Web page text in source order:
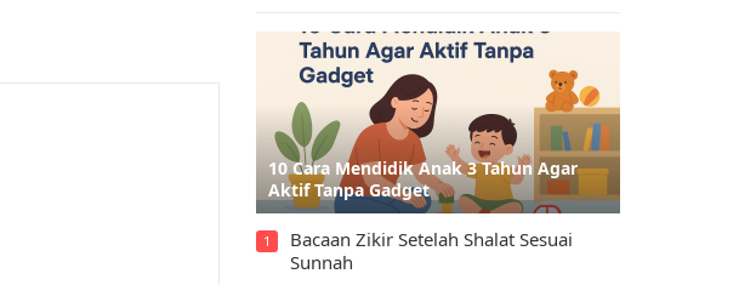
10 Cara Mendidik Anak 3 Tahun Agar
Aktif Tanpa Gadget
1
Bacaan Zikir Setelah Shalat Sesuai
Sunnah